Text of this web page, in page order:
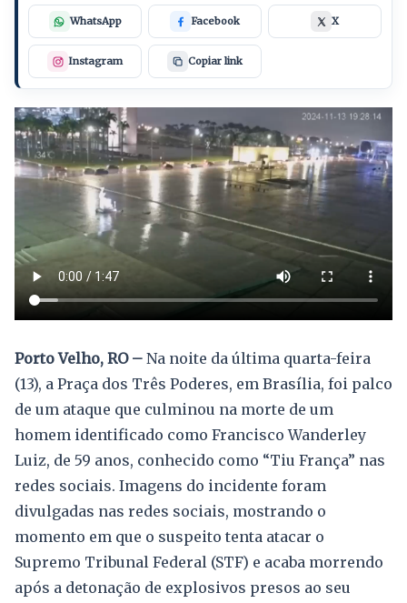
WhatsApp Facebook X
Instagram Copiar link
Porto Velho, RO – Na noite da última quarta-feira
(13), a Praça dos Três Poderes, em Brasília, foi palco
de um ataque que culminou na morte de um
homem identificado como Francisco Wanderley
Luiz, de 59 anos, conhecido como “Tiu França” nas
redes sociais. Imagens do incidente foram
divulgadas nas redes sociais, mostrando o
momento em que o suspeito tenta atacar o
Supremo Tribunal Federal (STF) e acaba morrendo
após a detonação de explosivos presos ao seu